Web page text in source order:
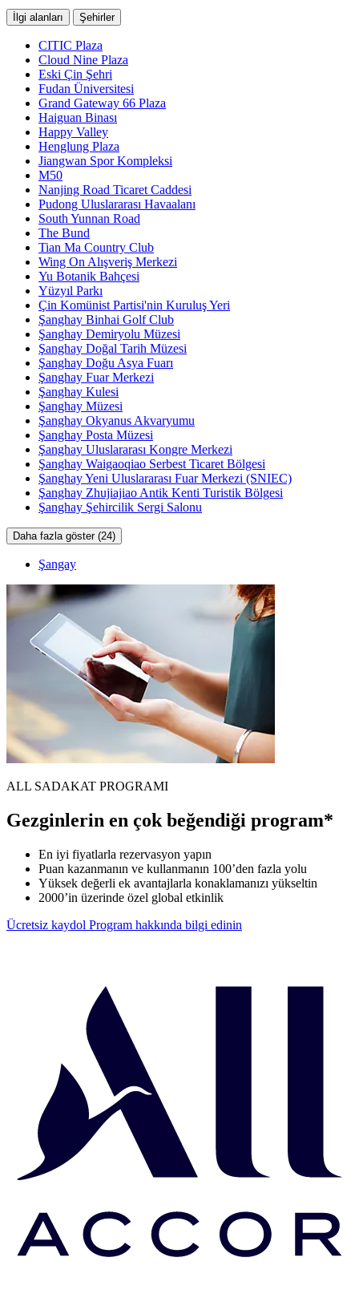
İlgi alanları Şehirler
CITIC Plaza
Cloud Nine Plaza
Eski Çin Şehri
Fudan Üniversitesi
Grand Gateway 66 Plaza
Haiguan Binası
Happy Valley
Henglung Plaza
Jiangwan Spor Kompleksi
M50
Nanjing Road Ticaret Caddesi
Pudong Uluslararası Havaalanı
South Yunnan Road
The Bund
Tian Ma Country Club
Wing On Alışveriş Merkezi
Yu Botanik Bahçesi
Yüzyıl Parkı
Çin Komünist Partisi'nin Kuruluş Yeri
Şanghay Binhai Golf Club
Şanghay Demiryolu Müzesi
Şanghay Doğal Tarih Müzesi
Şanghay Doğu Asya Fuarı
Şanghay Fuar Merkezi
Şanghay Kulesi
Şanghay Müzesi
Şanghay Okyanus Akvaryumu
Şanghay Posta Müzesi
Şanghay Uluslararası Kongre Merkezi
Şanghay Waigaoqiao Serbest Ticaret Bölgesi
Şanghay Yeni Uluslararası Fuar Merkezi (SNIEC)
Şanghay Zhujiajiao Antik Kenti Turistik Bölgesi
Şanghay Şehircilik Sergi Salonu
Daha fazla göster (24)
Şangay
ALL SADAKAT PROGRAMI
Gezginlerin en çok beğendiği program*
En iyi fiyatlarla rezervasyon yapın
Puan kazanmanın ve kullanmanın 100’den fazla yolu
Yüksek değerli ek avantajlarla konaklamanızı yükseltin
2000’in üzerinde özel global etkinlik
Ücretsiz kaydol Program hakkında bilgi edinin